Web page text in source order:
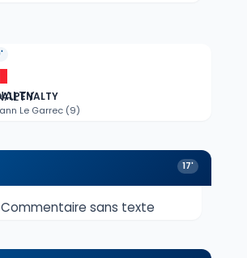
Le Garrec (9)
17'
Commentaire sans texte